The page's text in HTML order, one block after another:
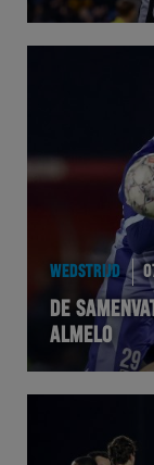
WEDSTRIJD
DE
ALMELO